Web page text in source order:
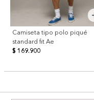
Camiseta tipo polo piqué
standard fit Ae
$ 169.900